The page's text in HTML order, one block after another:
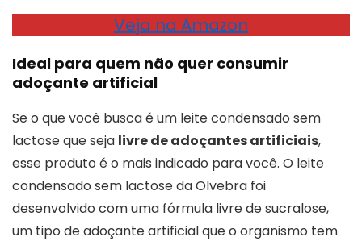
Veja na Amazon
Ideal para quem não quer consumir
adoçante artificial
Se o que você busca é um leite condensado sem
lactose que seja livre de adoçantes artificiais,
esse produto é o mais indicado para você. O leite
condensado sem lactose da Olvebra foi
desenvolvido com uma fórmula livre de sucralose,
um tipo de adoçante artificial que o organismo tem